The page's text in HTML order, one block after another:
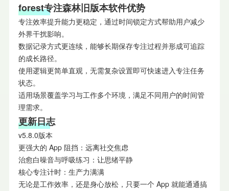
forest专注森林旧版本软件优势
专注效率提升能力更稳定，通过时间锁定方式帮助用户减少
外界干扰影响。
数据记录方式更连续，能够长期保存专注过程并形成可追踪
的成长路径。
使用逻辑更简单直观，无需复杂设置即可快速进入专注任务
状态。
适用场景覆盖学习与工作多个环境，满足不同用户的时间管
理需求。
更新日志
v5.8.0版本
更强大的 App 阻挡：远离社交焦虑
治愈白噪音与呼吸练习：让思绪平静
核心专注计时：生产力满满
无论是工作效率，还是身心放松，只要一个 App 就能通通搞